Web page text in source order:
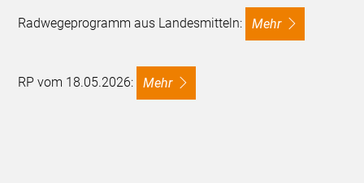
Radwegeprogramm aus Landesmitteln: mehr
RP vom 18.05.2026: mehr